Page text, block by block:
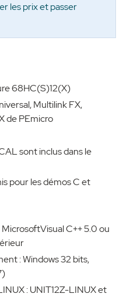
les prix et passer
68HC(S)12(X)
Multilink FX,
de PEmicro
sont inclus dans le
pour les démos C et
C++ 5.0 ou
: Windows 32 bits,
: UNIT12Z-LINUX et